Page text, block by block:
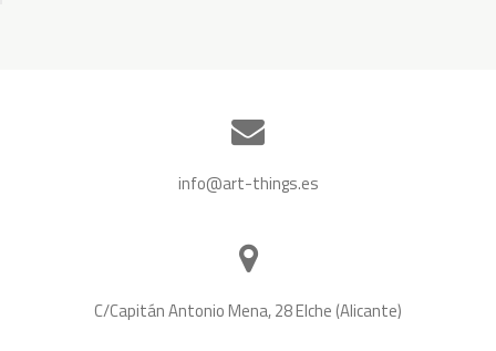
la
info@art-things.es
C/Capitán Antonio Mena, 28 Elche (Alicante)